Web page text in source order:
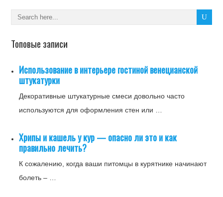
Топовые записи
Использование в интерьере гостиной венецианской
штукатурки
Декоративные штукатурные смеси довольно часто
используются для оформления стен или …
Хрипы и кашель у кур — опасно ли это и как
правильно лечить?
К сожалению, когда ваши питомцы в курятнике начинают
болеть – …